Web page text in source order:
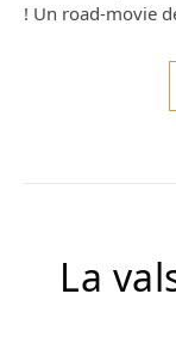
! Un road-movie
La